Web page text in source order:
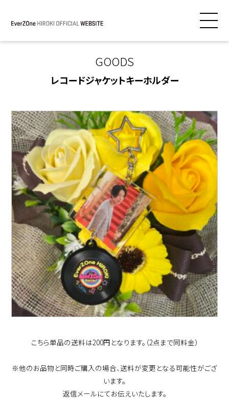
GOODS
レコードジャケットキーホルダー
こちら単品の送料は200円となります。（2点まで同料金）
※他のお品物と同時ご購入の場合、送料が変更となる可能性がござ
います。
返信メールにてお伝えいたします。